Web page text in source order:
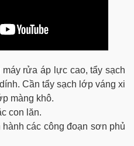
máy rửa áp lực cao, tẩy sạch
Cần tẩy sạch lớp váng xi
màng khô.
con lăn.
các công đoạn sơn phủ